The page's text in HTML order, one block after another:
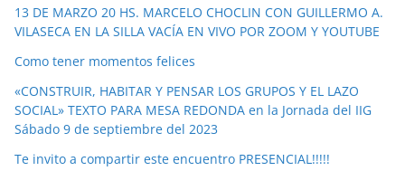
o
13 DE MARZO 20 HS. MARCELO CHOCLIN CON GUILLERMO A.
VILASECA EN LA SILLA VACÍA EN VIVO POR ZOOM Y YOUTUBE
Como tener momentos felices
«CONSTRUIR, HABITAR Y PENSAR LOS GRUPOS Y EL LAZO
SOCIAL» TEXTO PARA MESA REDONDA en la Jornada del IIG
Sábado 9 de septiembre del 2023
Te invito a compartir este encuentro PRESENCIAL!!!!!